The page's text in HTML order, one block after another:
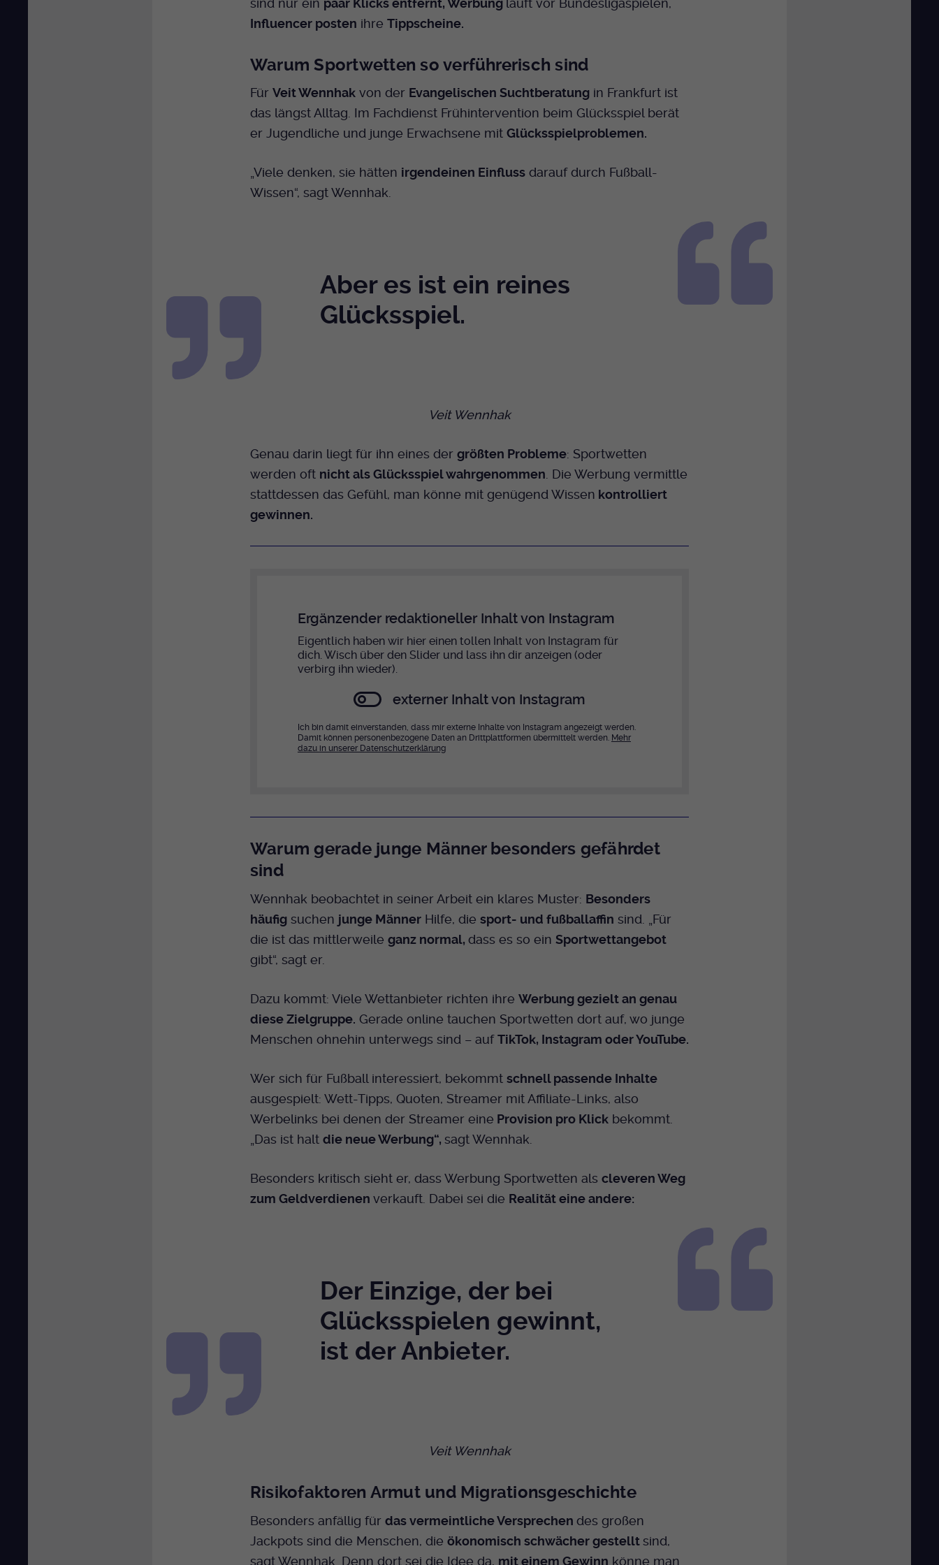
sind nur ein paar Klicks entfernt, Werbung läuft vor Bundesligaspielen,
Influencer posten ihre Tippscheine.
Warum Sportwetten so verführerisch sind
Für Veit Wennhakvon der Evangelischen Suchtberatungin Frankfurt ist
das längst Alltag. Im Fachdienst Frühintervention beim Glücksspiel berät
er Jugendliche und junge Erwachsene mit Glücksspielproblemen.
„Viele denken, sie hätten irgendeinen Einflussdarauf durch Fußball-
Wissen“, sagt Wennhak.
Aber es ist ein reines
Glücksspiel.
Veit Wennhak
Genau darin liegt für ihn eines der größten Probleme: Sportwetten
werden oft nicht als Glücksspiel wahrgenommen. Die Werbung vermittle
stattdessen das Gefühl, man könne mit genügend Wissen kontrolliert
gewinnen.
Ergänzender redaktioneller Inhalt von Instagram
Eigentlich haben wir hier einen tollen Inhalt von Instagram für
dich. Wisch über den Slider und lass ihn dir anzeigen (oder
verbirg ihn wieder).
externer Inhalt von Instagram
Ich bin damit einverstanden, dass mir externe Inhalte von Instagram angezeigt werden.
Damit können personenbezogene Daten an Drittplattformen übermittelt werden. Mehr
dazu in unserer Datenschutzerklärung
Warum gerade junge Männer besonders gefährdet
sind
Wennhak beobachtet in seiner Arbeit ein klares Muster: Besonders
häufigsuchen junge MännerHilfe, die sport- und fußballaffin sind. „Für
die ist das mittlerweile ganz normal, dass es so ein Sportwettangebot
gibt“, sagt er.
Dazu kommt: Viele Wettanbieter richten ihre Werbung gezielt an genau
diese Zielgruppe. Gerade online tauchen Sportwetten dort auf, wo junge
Menschen ohnehin unterwegs sind – aufTikTok, Instagram oder YouTube.
Wer sich für Fußball interessiert, bekommt schnell passende Inhalte
ausgespielt: Wett-Tipps, Quoten, Streamer mit Affiliate-Links, also
Werbelinks bei denen der Streamer eine Provision pro Klick bekommt.
„Das ist halt die neue Werbung“, sagt Wennhak.
Besonders kritisch sieht er, dass Werbung Sportwetten als cleveren Weg
zum Geldverdienen verkauft. Dabei sei die Realität eine andere:
Der Einzige, der bei
Glücksspielen gewinnt,
ist der Anbieter.
Veit Wennhak
Risikofaktoren Armut und Migrationsgeschichte
Besonders anfällig für das vermeintliche Versprechen des großen
Jackpots sind die Menschen, die ökonomisch schwächer gestelltsind,
sagt Wennhak. Denn dort sei die Idee da, mit einem Gewinn könne man
Laufzeit Ende der Sitzung
die PHP session() Methode benutzt wird.
Anbieter EKHN
Laufzeit Ende der Sitzung
Anbieter EKHN
Bei Ausahl nur essentieller Cookies wird dieser
dem Namen gibt lediglich eine
Anbieter Medienhaus der EKHN GmbH
Laufzeit 1 Jahr
Speicherung der Cookie Constent
Einstellungen
Spotify
Giphy
TikTok